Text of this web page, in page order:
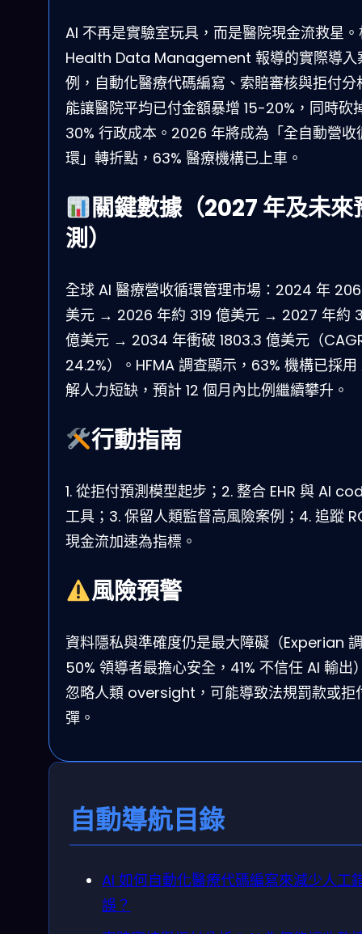
AI 不再是實驗室玩具，而是醫院現金流救星
Health Data Management 報導的實際導入
例，自動化醫療代碼編寫、索賠審核與拒付分
能讓醫院平均已付金額暴增 15-20%，同時砍
30% 行政成本。2026 年將成為「全自動營收
環」轉折點，63% 醫療機構已上車。
關鍵數據（2027 年及未來
測）
全球 AI 醫療營收循環管理市場：2024 年
美元 → 2026 年約 319 億美元 → 2027 年約
億美元 → 2034 年衝破 1803.3 億美元（
24.2%）。HFMA 調查顯示，63% 機構已採用
解人力短缺，預計 12 個月內比例繼續攀升。
行動指南
1. 從拒付預測模型起步；2. 整合 EHR 與 AI
工具；3. 保留人類監督高風險案例；4. 追蹤
現金流加速為指標。
風險預警
資料隱私與準確度仍是最大障礙（Experian
50% 領導者最擔心安全，41% 不信任 AI 輸出
忽略人類 oversight，可能導致法規罰款或拒
彈。
自動導航目錄
AI 如何自動化醫療代碼編寫來減少人工
誤？